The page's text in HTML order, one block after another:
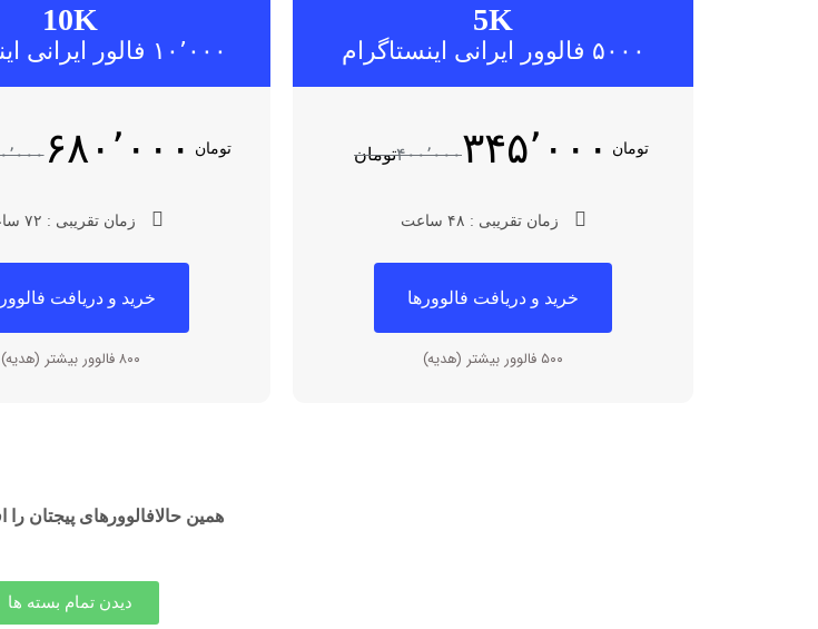
5K
۵۰۰۰ فالوور ایرانی اینستاگرام
۴۰۰٬۰۰۰تومان ۳۴۵٬۰۰۰ تومان
زمان تقریبی : ۴۸ ساعت
خرید و دریافت فالوورها
۵۰۰ فالوور بیشتر (هدیه)
10K
۱۰٬۰۰۰ فالور ایرانی اینستاگرام
۶۸۰٬۰۰۰ تومان
زمان تقریبی : ۷۲ ساعت
خرید و دریافت
۸۰۰ فالوور بیشتر (هدیه)
همین حالافالوورهای پیجتان را
دیدن تمام بسته ها